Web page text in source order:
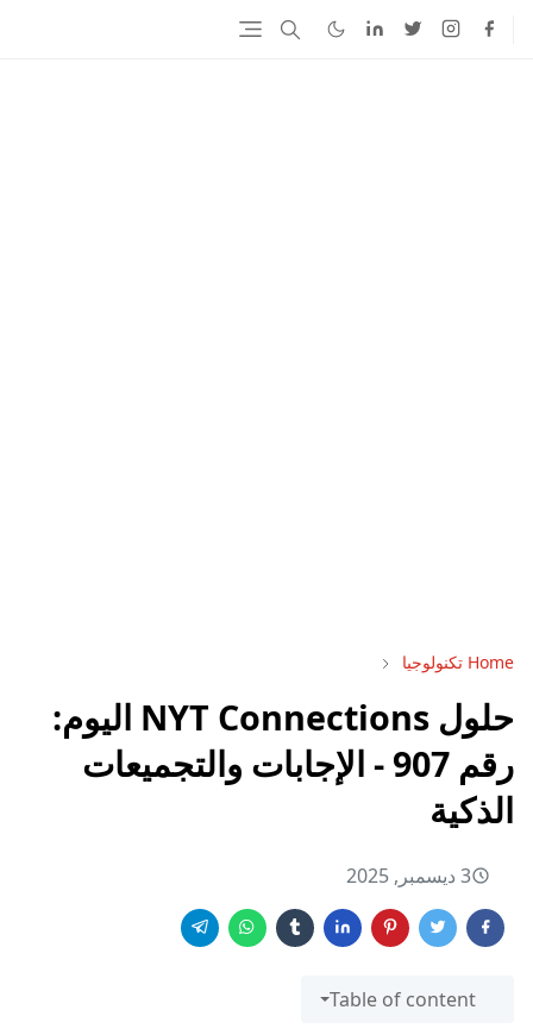
Home تكنولوجيا
حلول NYT Connections اليوم:
رقم 907 - الإجابات والتجميعات
الذكية
3 ديسمبر, 2025
Table of content